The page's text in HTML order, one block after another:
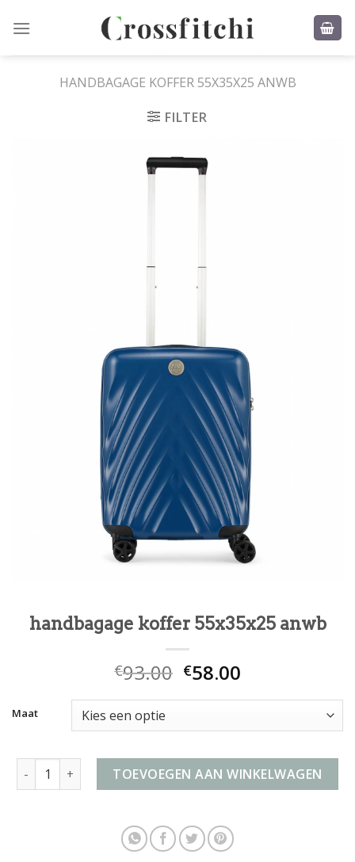
HANDBAGAGE KOFFER 55X35X25 ANWB
FILTER
handbagage koffer 55x35x25 anwb
€93.00 €58.00
Maat
handbagage koffer 55x35x25 anwb aantal
TOEVOEGEN AAN WINKELWAGEN